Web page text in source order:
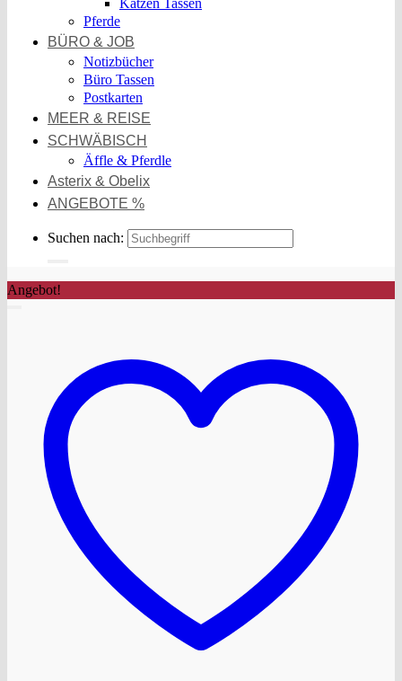
Katzen Tassen
Pferde
BÜRO & JOB
Notizbücher
Büro Tassen
Postkarten
MEER & REISE
SCHWÄBISCH
Äffle & Pferdle
Asterix & Obelix
ANGEBOTE %
Suchen nach:
Angebot!